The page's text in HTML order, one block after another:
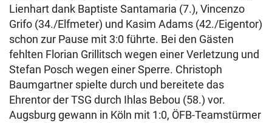
Lienhart dank Baptiste Santamaria (7.), Vincenzo
Grifo (34./Elfmeter) und Kasim Adams (42./Eigentor)
schon zur Pause mit 3:0 führte. Bei den Gästen
fehlten Florian Grillitsch wegen einer Verletzung und
Stefan Posch wegen einer Sperre. Christoph
Baumgartner spielte durch und bereitete das
Ehrentor der TSG durch Ihlas Bebou (58.) vor.
Augsburg gewann in Köln mit 1:0, ÖFB-Teamstürmer